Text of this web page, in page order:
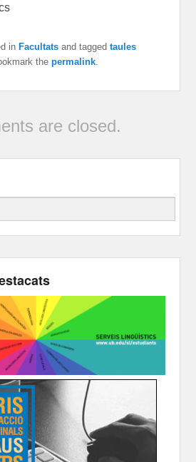
inFacultats and taggedtaules
thepermalink
are closed.